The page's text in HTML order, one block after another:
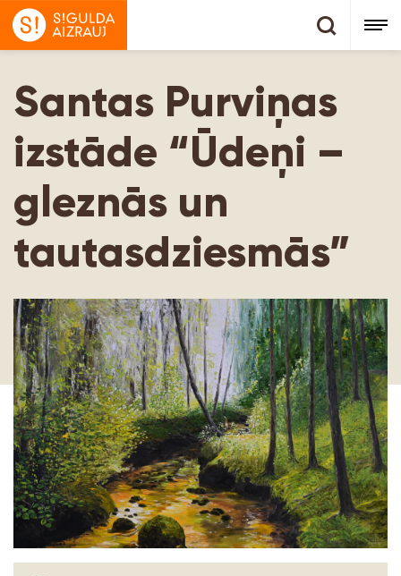
Santas Purviņas
izstāde “Ūdeņi –
gleznās un
tautasdziesmās”